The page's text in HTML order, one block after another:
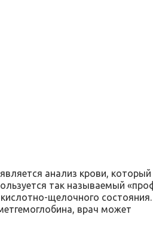
анализ крови, который
так называемый
щелочного состояния.
врач может